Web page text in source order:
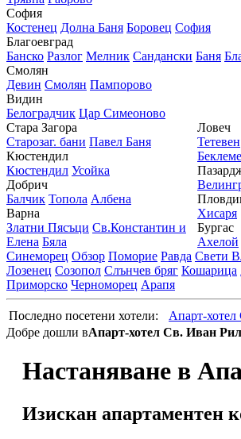
София
Костенец Долна Баня Боровец София
Благоевград
Банско Разлог Мелник Сандански Баня
Смолян
Девин Смолян Пампорово
Видин
Белоградчик Цар Симеоново
Стара Загора
Старозаг. бани Павел Баня
Кюстендил
Кюстендил Усойка
Добрич
Балчик Топола Албена
Варна
Златни Пясъци Св.Константин и
Елена Бяла
Ловеч
Тетевен
Хисаря
Бургас
Ахелой
Синеморец Обзор Поморие Равда Свети
Лозенец Созопол Слънчев бряг Кошарица
Приморско Черноморец Арапя
Последно посетени хотели:
Апарт-
Добре дошли вАпарт-хотел Св. Иван
Настаняване в
Изискан апартаментен